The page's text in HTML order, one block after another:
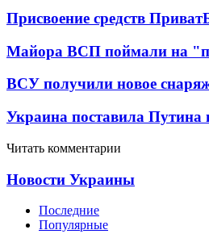
Присвоение средств
Майора ВСП поймали на
ВСУ получили новое
Украина поставила
Читать комментарии
Новости Украины
Последние
Популярные